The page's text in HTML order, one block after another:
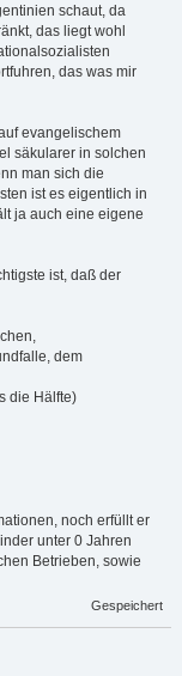
schaut, da
das liegt wohl
das was mir
evangelischem
säkularer in solchen
man sich die
ist es eigentlich in
ja auch eine eigene
ist, daß der
dem
die Hälfte)
noch erfüllt er
unter 0 Jahren
Betrieben, sowie
Gespeichert